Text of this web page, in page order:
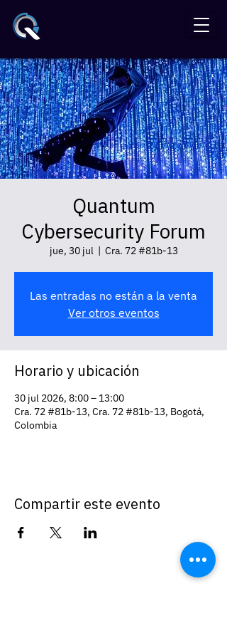
Quantum
Cybersecurity Forum
jue, 30 jul
  |
Cra. 72 #81b-13
Las entradas no están a la venta
Ver otros eventos
Horario y ubicación
30 jul 2026, 8:00 – 13:00
Cra. 72 #81b-13, Cra. 72 #81b-13, Bogotá,
Colombia
Compartir este evento